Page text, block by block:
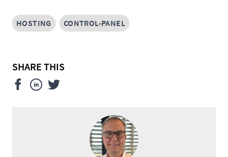
HOSTING CONTROL-PANEL
SHARE THIS